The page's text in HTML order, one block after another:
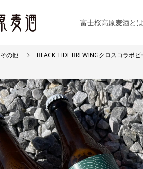
富士桜高原麦酒とは
その他 BLACK TIDE BREWINGクロスコラボビ